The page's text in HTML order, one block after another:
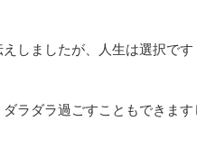
しましたが、人生は選択です
ラダラ過ごすこともできま